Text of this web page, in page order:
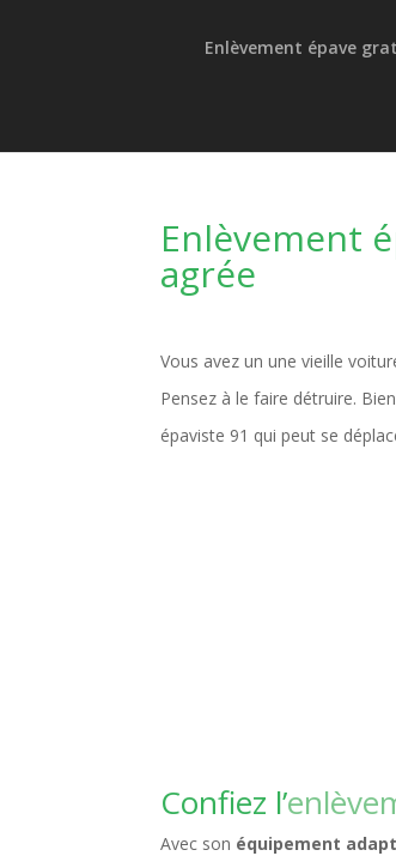
Enlèvement épave
Enlèvement
agrée
Vous avez un une vieille
Pensez à le faire détruire.
épaviste 91 qui peut se
Confiez l’
Avec son équipement